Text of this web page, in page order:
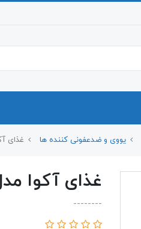
یووی و ضدعفونی کننده ها غذای
غذای آکوا مدل
--------